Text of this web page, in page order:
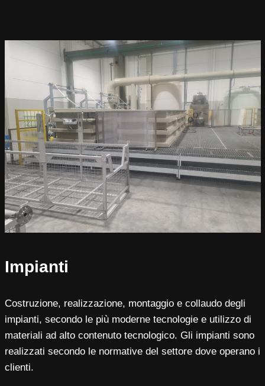
Impianti
Costruzione, realizzazione, montaggio e collaudo degli
impianti, secondo le più moderne tecnologie e utilizzo di
materiali ad alto contenuto tecnologico. Gli impianti sono
realizzati secondo le normative del settore dove operano i
clienti.